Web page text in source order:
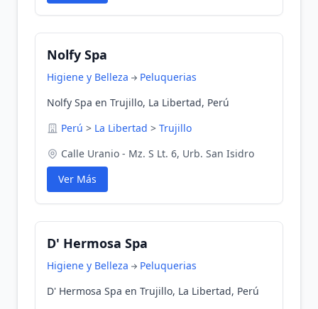
Nolfy Spa
Higiene y Belleza
Peluquerias
Nolfy Spa en Trujillo, La Libertad, Perú
Perú > La Libertad > Trujillo
Calle Uranio - Mz. S Lt. 6, Urb. San Isidro
Ver Más
D' Hermosa Spa
Higiene y Belleza
Peluquerias
D' Hermosa Spa en Trujillo, La Libertad, Perú